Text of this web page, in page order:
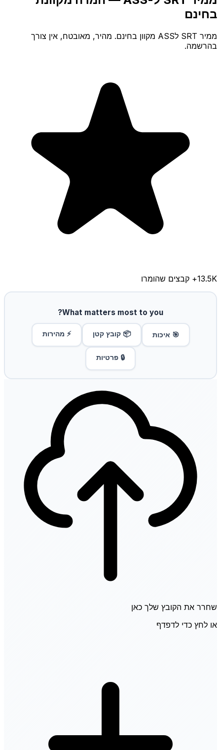
בחינם
ממיר SRT לASS מקוון בחינם. מהיר, מאובטח, אין צורך
בהרשמה.
13.5K+ קבצים שהומרו
What matters most to you?
🎯 איכות 📦 קובץ קטן ⚡ מהירות
🔒 פרטיות
שחרר את הקובץ שלך כאן
או לחץ כדי לדפדף